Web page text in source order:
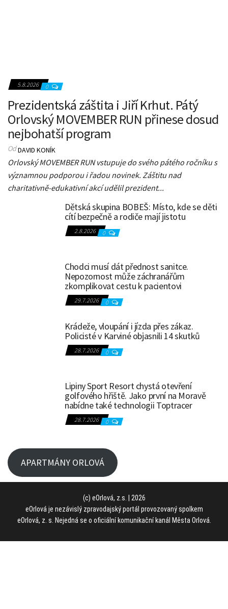
5.8.2026 0
Prezidentská záštita i Jiří Krhut. Pátý
Orlovský MOVEMBER RUN přinese dosud
nejbohatší program
OdDAVID KONÍK
Orlovský MOVEMBER RUN vstupuje do svého pátého ročníku s
významnou podporou i řadou novinek. Záštitu nad
charitativně-edukativní akcí udělil prezident...
Dětská skupina BOBEŠ: Místo, kde se děti
cítí bezpečně a rodiče mají jistotu
2.8.2026 0
Chodci musí dát přednost sanitce.
Nepozornost může záchranářům
zkomplikovat cestu k pacientovi
29.7.2026 0
Krádeže, vloupání i jízda přes zákaz.
Policisté v Karviné objasnili 14 skutků
28.7.2026 0
Lipiny Sport Resort chystá otevření
golfového hřiště. Jako první na Moravě
nabídne také technologii Toptracer
28.7.2026 0
APARTMÁNY ORLOVÁ
(c) eOrlová, z.s. | 2026
eOrlová je nezávislý zpravodajský portál provozovaný spolkem
eOrlová, z. s. Nejedná se o oficiální komunikační kanál Města Orlová.